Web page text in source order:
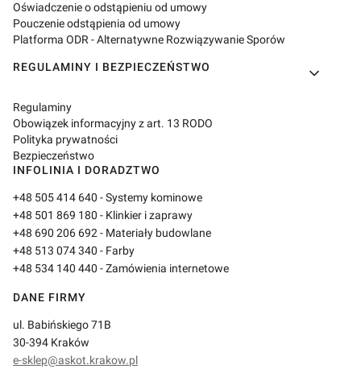
Oświadczenie o odstąpieniu od umowy
Pouczenie odstąpienia od umowy
Platforma ODR - Alternatywne Rozwiązywanie Sporów
REGULAMINY I BEZPIECZEŃSTWO
Regulaminy
Obowiązek informacyjny z art. 13 RODO
Polityka prywatności
Bezpieczeństwo
INFOLINIA I DORADZTWO
+48 505 414 640 - Systemy kominowe
+48 501 869 180 - Klinkier i zaprawy
+48 690 206 692 - Materiały budowlane
+48 513 074 340 - Farby
+48 534 140 440 - Zamówienia internetowe
DANE FIRMY
ul. Babińskiego 71B
30-394 Kraków
e-sklep@askot.krakow.pl